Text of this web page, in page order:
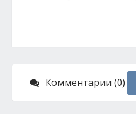
Комментарии (0)